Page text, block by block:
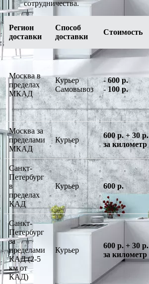
сотрудничества.
Регион
доставки
Способ
доставки
Стоимость
Москва в
пределах
МКАД
Курьер
Самовывоз
-600 р.
-100 р.
Москва за
пределами
МКАД
Курьер
600 р. + 30 р.
за километр
Санкт-
Петербург
в
пределах
КАД
Курьер 600 р.
Санкт-
Петербург
за
пределами
КАД (2-5
км от
КАД)
Курьер
600 р. + 30 р.
за километр